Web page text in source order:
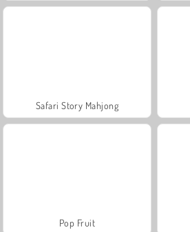
Safari Story Mahjong
Pop Fruit